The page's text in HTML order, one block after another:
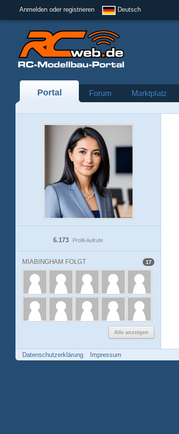
Anmelden oder registrieren Deutsch
Portal Forum Marktplatz
Profil-Aufrufe
6.173
MIABINGHAM FOLGT 17
Alle anzeigen
Datenschutzerklärung Impressum